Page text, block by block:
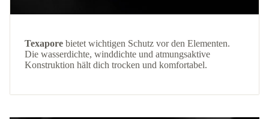
Texapore bietet wichtigen Schutz vor den Elementen.
Die wasserdichte, winddichte und atmungsaktive
Konstruktion hält dich trocken und komfortabel.